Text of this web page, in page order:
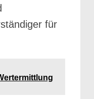
für